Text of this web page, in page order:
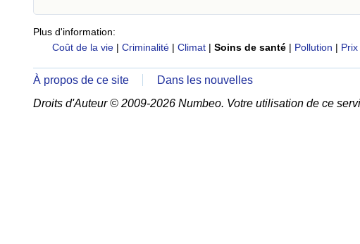
Plus d'information:
Coût de la vie | Criminalité | Climat | Soins de santé | Pollution |
À propos de ce site
Dans les nouvelles
Droits d'Auteur © 2009-2026 Numbeo. Votre utilisation de ce